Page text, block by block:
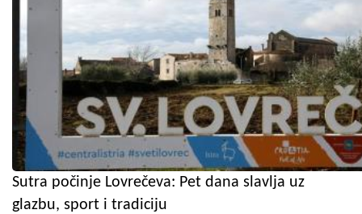
Sutra počinje Lovrečeva: Pet dana slavlja uz
glazbu, sport i tradiciju